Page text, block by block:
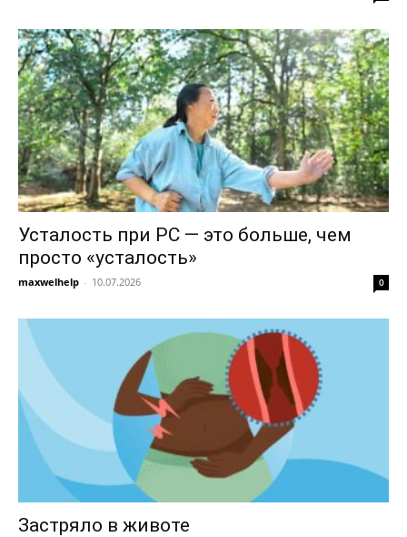
Усталость при РС — это больше, чем
просто «усталость»
maxwelhelp - 10.07.2026 0
Застряло в животе